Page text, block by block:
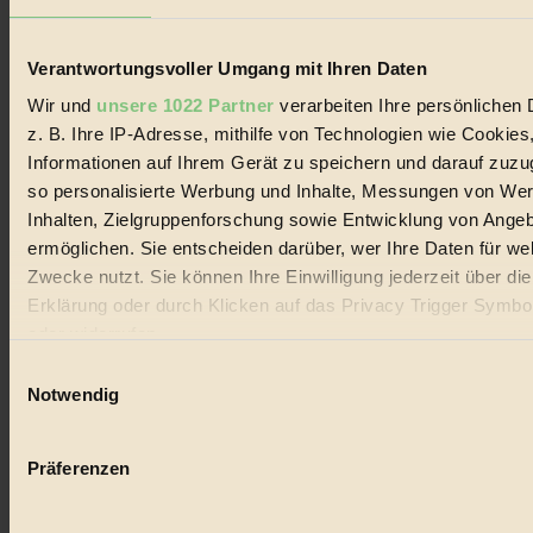
Verantwortungsvoller Umgang mit Ihren Daten
Wir und unsere 1022 Partner verarbeiten Ihre persönlichen
z. B. Ihre IP-Adresse, mithilfe von Technologien wie
Informationen auf Ihrem Gerät zu speichern und darauf
so personalisierte Werbung und Inhalte, Messungen von
Inhalten, Zielgruppenforschung sowie Entwicklung von
ermöglichen. Sie entscheiden darüber, wer Ihre Daten für
Zwecke nutzt. Sie können Ihre Einwilligung jederzeit über
Erklärung oder durch Klicken auf das Privacy Trigger
Wenn Sie es erlauben, würden wir auch gerne:
Ihr Gerät durch aktives Scannen nach bestimmten
Notwendig
Präferenzen
alternativer Energien.
Social Media
22.601 Fans auf Facebook
3.415 Follower auf Twitter
Themen
Bio